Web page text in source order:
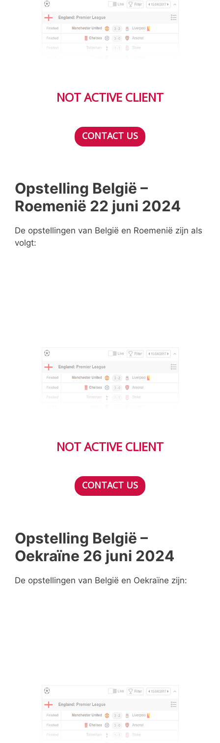
NOT ACTIVE CLIENT
CONTACT US
Opstelling België –
Roemenië 22 juni 2024
De opstellingen van België en Roemenië zijn als
volgt:
NOT ACTIVE CLIENT
CONTACT US
Opstelling België –
Oekraïne 26 juni 2024
De opstellingen van België en Oekraïne zijn: